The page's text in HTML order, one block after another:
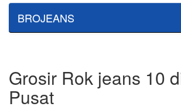
BROJEANS
Grosir Rok jeans 10
Pusat